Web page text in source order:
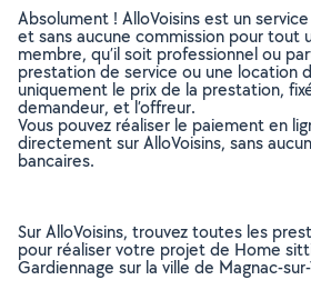
Absolument ! AlloVoisins est un
et sans aucune commission pour tout
membre, qu’il soit professionnel ou
prestation de service ou une location
uniquement le prix de la prestation,
demandeur, et l’offreur.
Vous pouvez réaliser le paiement en
directement sur AlloVoisins, sans
bancaires.
Sur AlloVoisins, trouvez toutes les
pour réaliser votre projet de Home
Gardiennage sur la ville de Magnac-